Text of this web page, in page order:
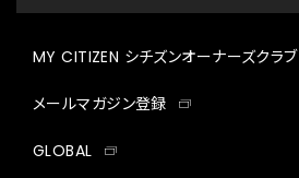
MY CITIZEN シチズンオーナーズクラブ
メールマガジン登録
GLOBAL